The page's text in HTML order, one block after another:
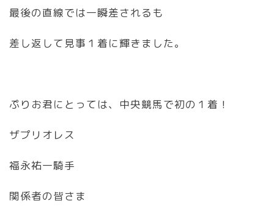
最後の直線では一瞬差されるも
差し返して見事１着に輝きました。
ぷりお君にとっては、中央競馬で初の１着！
ザプリオレス
福永祐一騎手
関係者の皆さま